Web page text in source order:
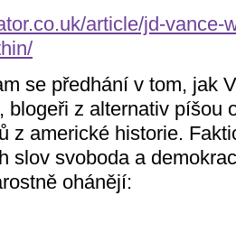
article/jd-vance-
se předhání v tom, jak
blogeři z alternativ píšou
z americké historie.
slov svoboda a
ohánějí: